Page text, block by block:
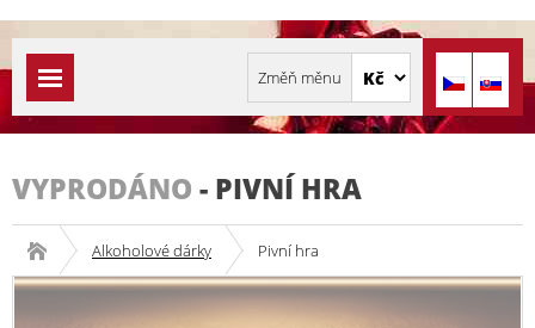
VYPRODÁNO - PIVNÍ HRA
Alkoholové dárky Pivní hra